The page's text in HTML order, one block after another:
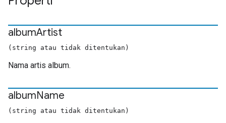
albumArtist
(string atau tidak ditentukan)
Nama artis album.
albumName
(string atau tidak ditentukan)